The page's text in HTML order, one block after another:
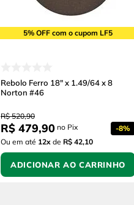
5% OFF com o cupom LF5
Rebolo Ferro 18" x 1.49/64 x 8
Norton #46
R$ 520,90
R$ 479,90 no Pix -8%
Ou em até 12x de R$ 42,10
ADICIONAR AO CARRINHO